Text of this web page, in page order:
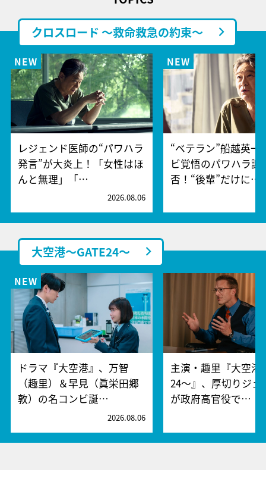
クロスロード ～救命救急の約束～
レジェンド医師の“パワハラ
発言”が大炎上！「女性はほ
んと無理」「…
2026.08.06
“ベテラン”船越英一
ビ覚悟のパワハラ謝
否！“後輩”だけに…
大空港～GATE24～
ドラマ『大空港』、万智
（趣里）＆早見（眞栄田郷
敦）の名コンビ誕…
2026.08.06
主演・趣里『大空港
24～』、厚切りジェ
が政府高官役で…